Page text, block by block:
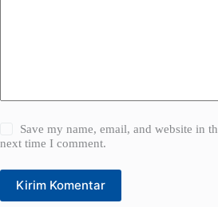
Save my name, email, and website in
next time I comment.
Kirim Komentar